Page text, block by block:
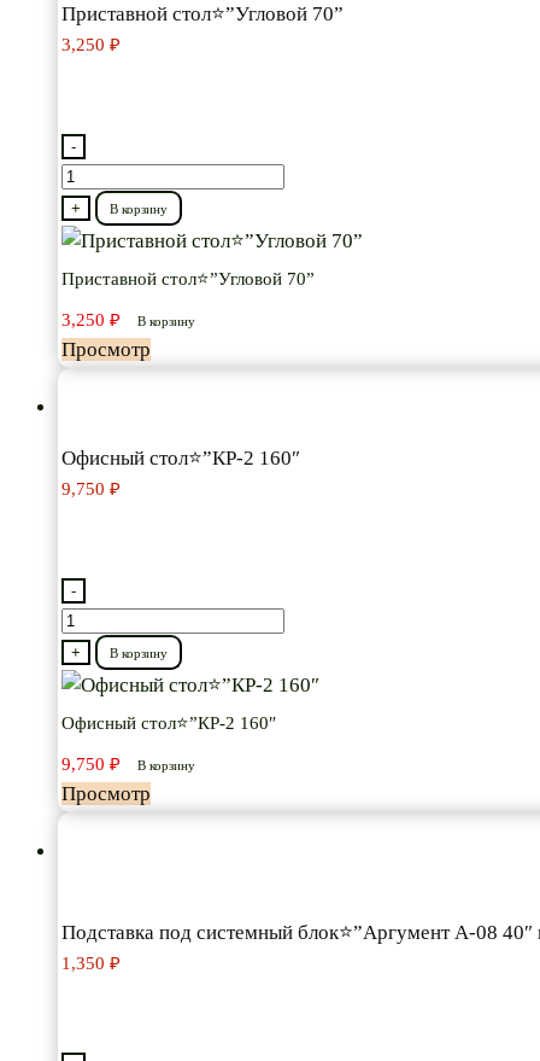
Приставной стол⭐”Угловой 70”
3,250 ₽
-
Количество
товара
Приставной
70”
+ В корзину
Приставной стол⭐”Угловой 70”
3,250 ₽ В корзину
Просмотр
Офисный стол⭐”КР-2 160″
9,750 ₽
-
Количество
товара
Офисный
160″
+ В корзину
Офисный стол⭐”КР-2 160″
9,750 ₽ В корзину
Просмотр
Подставка под системный блок⭐”Аргумент А-08 40″
1,350 ₽